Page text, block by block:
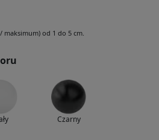
od 1 do 5 cm.
Czarny